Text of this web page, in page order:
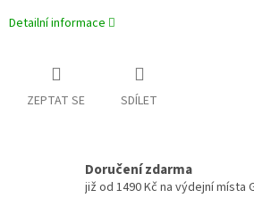
Detailní informace
ZEPTAT SE SDÍLET
Doručení zdarma
již od 1490 Kč na výdejní místa